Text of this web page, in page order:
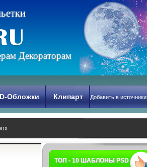
ьетки
Декораторам
Обложки Клипарт Добавить в источники
ТОП - 10 ШАБЛОНЫ PSD